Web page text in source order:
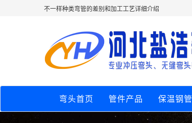
不一样种类弯管的差别和加工工艺详细介绍
弯头首页 管件产品 保温钢管